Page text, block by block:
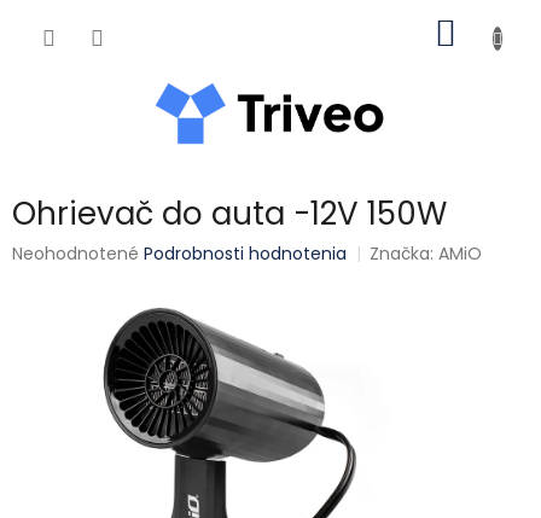
Ohrievač do auta -12V 150W
Priemerné hodnotenie produktu je 0,0 z 5 hviezdičiek.
Neohodnotené Podrobnosti hodnotenia Značka:AMiO